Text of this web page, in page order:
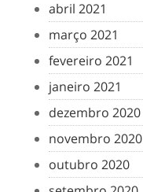
abril 2021
março 2021
fevereiro 2021
janeiro 2021
dezembro 2020
novembro 2020
outubro 2020